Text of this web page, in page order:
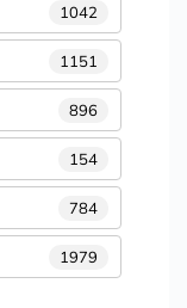
1042
1151
896
154
784
1979